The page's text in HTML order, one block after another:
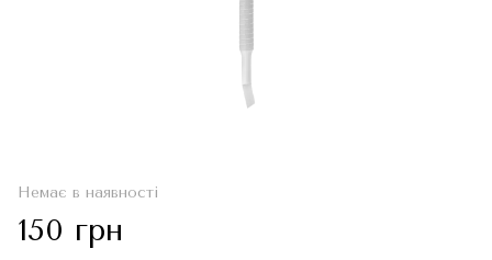
Немає в наявності
150 грн